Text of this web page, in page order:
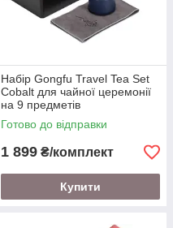
Набір Gongfu Travel Tea Set
Cobalt для чайної церемонії
на 9 предметів
Готово до відправки
1 899 ₴/комплект
Купити